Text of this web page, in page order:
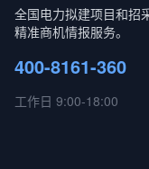
全国电力拟建项目和招
精准商机情报服务。
400-8161-360
工作日 9:00-18:00